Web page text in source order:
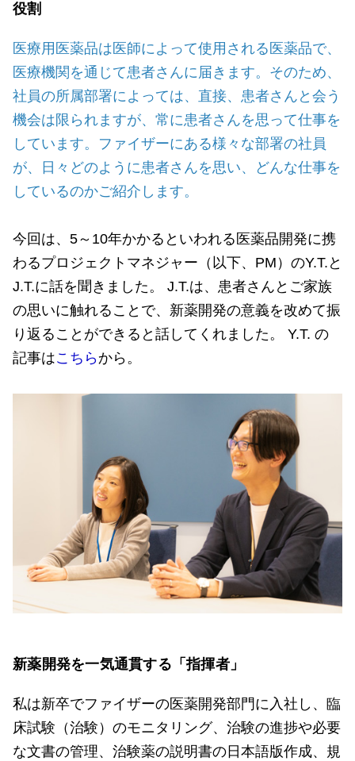
役割
医療用医薬品は医師によって使用される医薬品で、
医療機関を通じて患者さんに届きます。そのため、
社員の所属部署によっては、直接、患者さんと会う
機会は限られますが、常に患者さんを思って仕事を
しています。ファイザーにある様々な部署の社員
が、日々どのように患者さんを思い、どんな仕事を
しているのかご紹介します。
今回は、5～10年かかるといわれる医薬品開発に携
わるプロジェクトマネジャー（以下、PM）のY.T.と
J.T.に話を聞きました。 J.T.は、患者さんとご家族
の思いに触れることで、新薬開発の意義を改めて振
り返ることができると話してくれました。 Y.T. の
記事はこちらから。
新薬開発を一気通貫する「指揮者」
私は新卒でファイザーの医薬開発部門に入社し、臨
床試験（治験）のモニタリング、治験の進捗や必要
な文書の管理、治験薬の説明書の日本語版作成、規